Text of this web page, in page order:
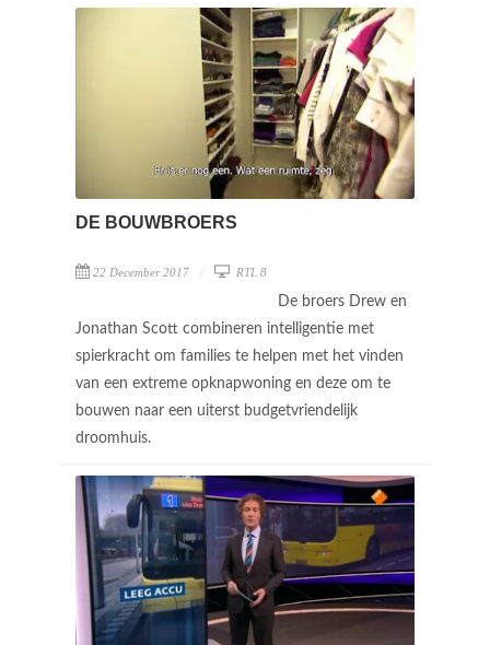
DE BOUWBROERS
22 December 2017 RTL 8
De broers Drew en
Jonathan Scott combineren intelligentie met
spierkracht om families te helpen met het vinden
van een extreme opknapwoning en deze om te
bouwen naar een uiterst budgetvriendelijk
droomhuis.